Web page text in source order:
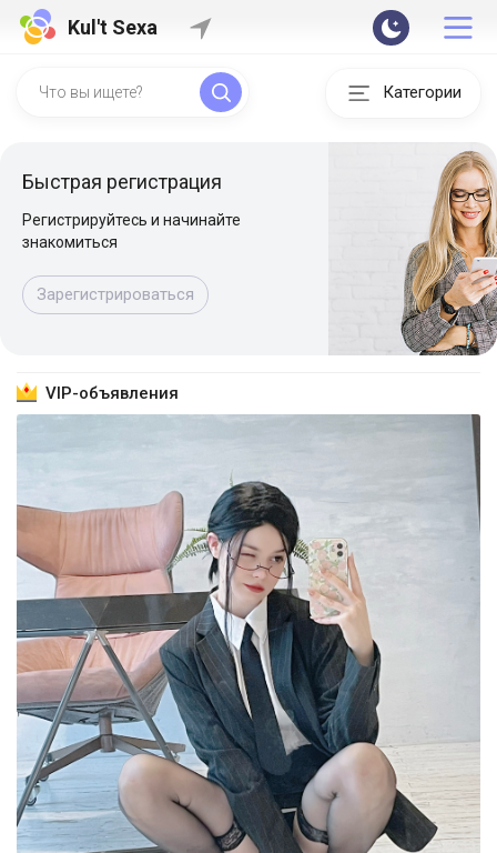
Kul't Sexa
Категории
Быстрая регистрация
Регистрируйтесь и начинайте
знакомиться
Зарегистрироваться
VIP-объявления